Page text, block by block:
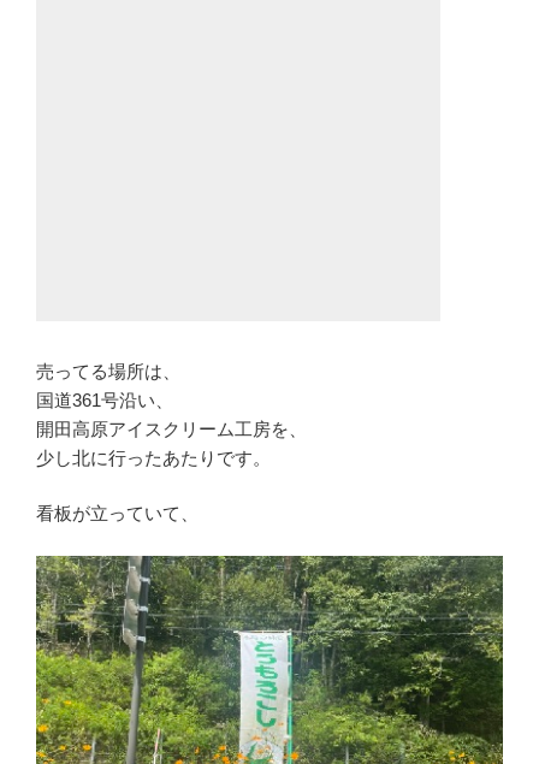
売ってる場所は、
国道361号沿い、
開田高原アイスクリーム工房を、
少し北に行ったあたりです。
看板が立っていて、